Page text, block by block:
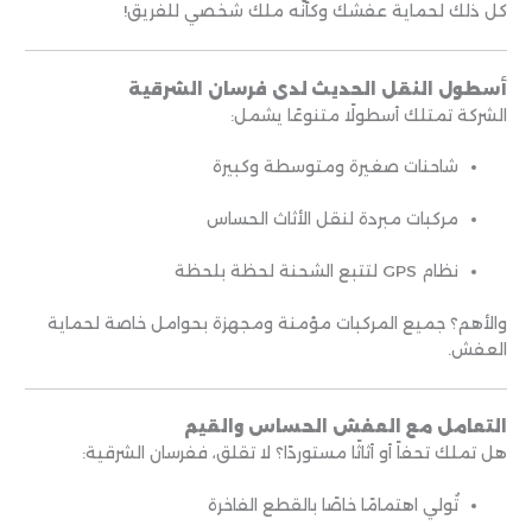
كل ذلك لحماية عفشك وكأنّه ملك شخصي للفريق!
أسطول النقل الحديث لدى فرسان الشرقية
الشركة تمتلك أسطولًا متنوعًا يشمل:
شاحنات صغيرة ومتوسطة وكبيرة
مركبات مبردة لنقل الأثاث الحساس
نظام GPS لتتبع الشحنة لحظة بلحظة
والأهم؟ جميع المركبات مؤمنة ومجهزة بحوامل خاصة لحماية
العفش.
التعامل مع العفش الحساس والقيم
هل تملك تحفاً أو أثاثًا مستوردًا؟ لا تقلق، ففرسان الشرقية:
تُولي اهتمامًا خاصًا بالقطع الفاخرة